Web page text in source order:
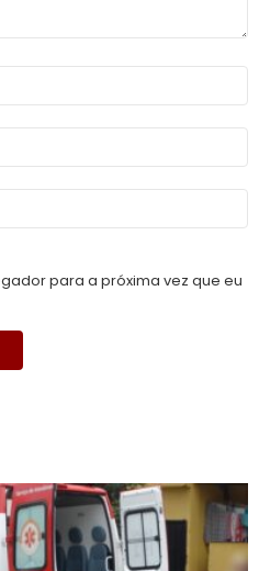
para a próxima vez que eu